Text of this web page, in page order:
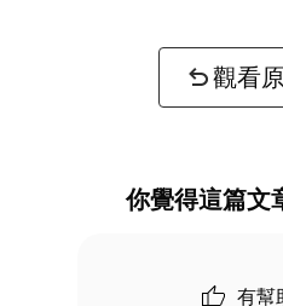
觀看
你覺得這篇文
有幫